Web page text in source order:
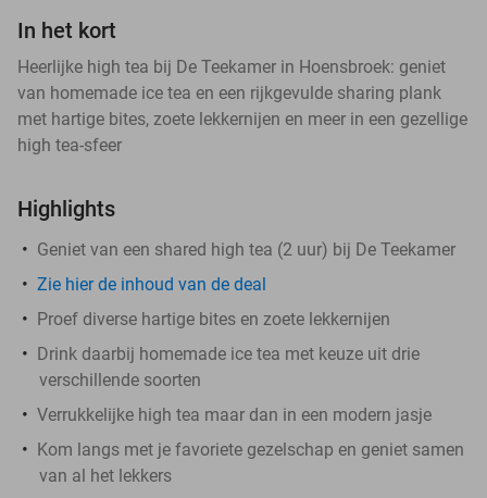
In het kort
Heerlijke high tea bij De Teekamer in Hoensbroek: geniet
van homemade ice tea en een rijkgevulde sharing plank
met hartige bites, zoete lekkernijen en meer in een gezellige
high tea-sfeer
Highlights
Geniet van een shared high tea (2 uur) bij De Teekamer
Zie hier de inhoud van de deal
Proef diverse hartige bites en zoete lekkernijen
Drink daarbij homemade ice tea met keuze uit drie
verschillende soorten
Verrukkelijke high tea maar dan in een modern jasje
Kom langs met je favoriete gezelschap en geniet samen
van al het lekkers